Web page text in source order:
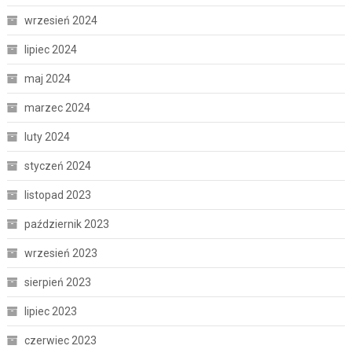
wrzesień 2024
lipiec 2024
maj 2024
marzec 2024
luty 2024
styczeń 2024
listopad 2023
październik 2023
wrzesień 2023
sierpień 2023
lipiec 2023
czerwiec 2023